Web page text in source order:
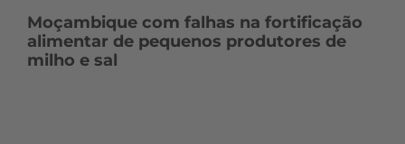
Moçambique com falhas na fortificação
alimentar de pequenos produtores de
milho e sal